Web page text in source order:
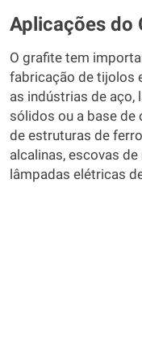
Aplicações do
O grafite tem
fabricação de tijolos
as indústrias de aço,
sólidos ou a base de
de estruturas de
alcalinas, escovas
lâmpadas elétricas